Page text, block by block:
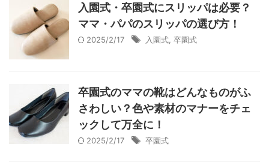
入園式・卒園式にスリッパは必要？
ママ・パパのスリッパの選び方！
2025/2/17 入園式 卒園式
卒園式のママの靴はどんなものがふ
さわしい？色や素材のマナーをチェ
ックして万全に！
2025/2/17 卒園式